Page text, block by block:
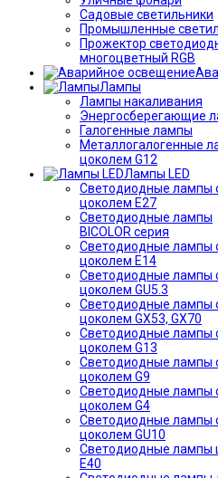
Садовые светильники
Промышленные
Прожектор
многоцветный RGB
Лампы
Лампы накаливания
Энергосберегающие
Галогенные лампы
Металлогалогенные
цоколем G12
Лампы LED
Светодиодные лампы
цоколем E27
Светодиодные лампы
BICOLOR серия
Светодиодные лампы
цоколем E14
Светодиодные лампы
цоколем GU5.3
Светодиодные лампы
цоколем GX53, GX70
Светодиодные лампы
цоколем G13
Светодиодные лампы
цоколем G9
Светодиодные лампы
цоколем G4
Светодиодные лампы
цоколем GU10
Светодиодные лампы
Е40